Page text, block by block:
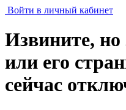
Войти в личный кабинет
Извините, но
или его
сейчас